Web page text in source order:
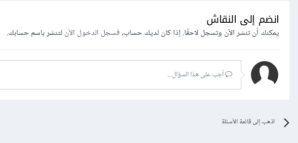
انضم إلى النقاش
يمكنك أن تنشر الآن وتسجل لاحقًا. إذا كان لديك حساب،فسجل الدخول الآنلتنشر باسم حسابك.
أجب على هذا السؤال...
اذهب إلى قائمة الأسئلة